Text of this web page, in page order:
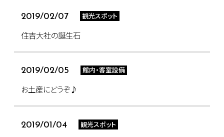
2019/02/07 観光スポット
住吉大社の誕生石
2019/02/05 館内・客室設備
お土産にどうぞ♪
2019/01/04 観光スポット